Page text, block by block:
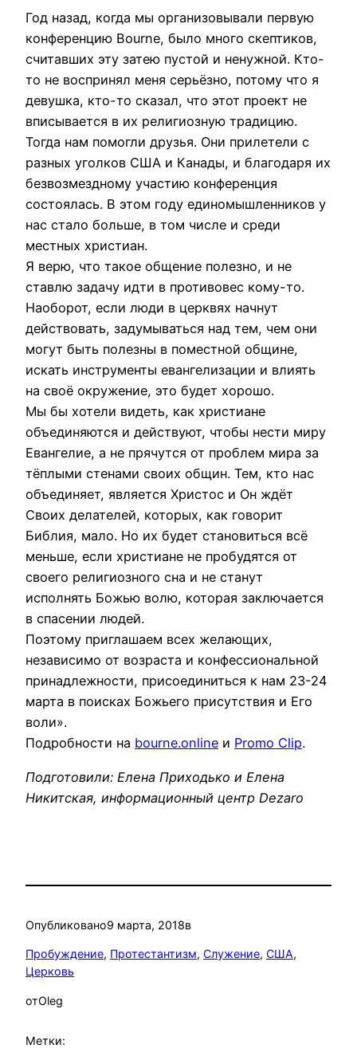
Год назад, когда мы организовывали первую
конференцию Bourne, было много скептиков,
считавших эту затею пустой и ненужной. Кто-
то не воспринял меня серьёзно, потому что я
девушка, кто-то сказал, что этот проект не
вписывается в их религиозную традицию.
Тогда нам помогли друзья. Они прилетели с
разных уголков США и Канады, и благодаря их
безвозмездному участию конференция
состоялась. В этом году единомышленников у
нас стало больше, в том числе и среди
местных христиан.
Я верю, что такое общение полезно, и не
ставлю задачу идти в противовес кому-то.
Наоборот, если люди в церквях начнут
действовать, задумываться над тем, чем они
могут быть полезны в поместной общине,
искать инструменты евангелизации и влиять
на своё окружение, это будет хорошо.
Мы бы хотели видеть, как христиане
объединяются и действуют, чтобы нести миру
Евангелие, а не прячутся от проблем мира за
тёплыми стенами своих общин. Тем, кто нас
объединяет, является Христос и Он ждёт
Своих делателей, которых, как говорит
Библия, мало. Но их будет становиться всё
меньше, если христиане не пробудятся от
своего религиозного сна и не станут
исполнять Божью волю, которая заключается
в спасении людей.
Поэтому приглашаем всех желающих,
независимо от возраста и конфессиональной
принадлежности, присоединиться к нам 23-24
марта в поисках Божьего присутствия и Его
воли».
Подробности на bourne.online и Promo Clip.
Подготовили: Елена Приходько и Елена
Никитская, информационный центр Dezaro
Опубликовано9 марта, 2018в
Пробуждение, Протестантизм, Служение, США
Церковь
отOleg
Метки: